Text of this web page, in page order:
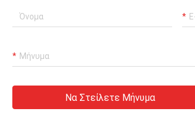
Να Στείλετε Μήνυμα